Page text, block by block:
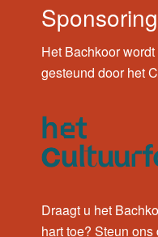
Sponsoring
Het Bachkoor
gesteund door het
Draagt u het
hart toe? Steun ons